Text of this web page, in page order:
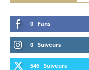
0 Fans
0 Suiveurs
546 Suiveurs